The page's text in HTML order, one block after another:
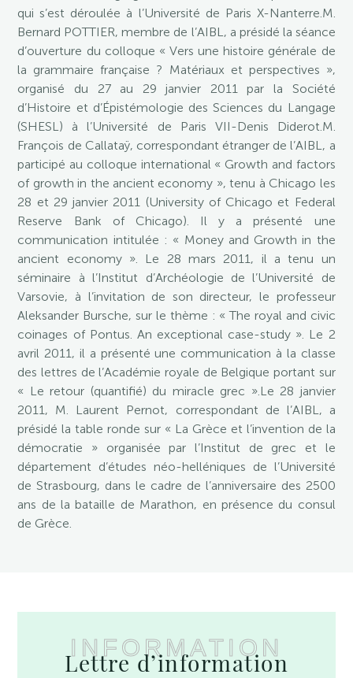
qui s’est déroulée à l’Université de Paris X-Nanterre.M.
Bernard POTTIER, membre de l’AIBL, a présidé la séance
d’ouverture du colloque « Vers une histoire générale de
la grammaire française ? Matériaux et perspectives »,
organisé du 27 au 29 janvier 2011 par la Société
d’Histoire et d’Épistémologie des Sciences du Langage
(SHESL) à l’Université de Paris VII-Denis Diderot.M.
François de Callataÿ, correspondant étranger de l’AIBL, a
participé au colloque international « Growth and factors
of growth in the ancient economy », tenu à Chicago les
28 et 29 janvier 2011 (University of Chicago et Federal
Reserve Bank of Chicago). Il y a présenté une
communication intitulée : « Money and Growth in the
ancient economy ». Le 28 mars 2011, il a tenu un
séminaire à l’Institut d’Archéologie de l’Université de
Varsovie, à l’invitation de son directeur, le professeur
Aleksander Bursche, sur le thème : « The royal and civic
coinages of Pontus. An exceptional case-study ». Le 2
avril 2011, il a présenté une communication à la classe
des lettres de l’Académie royale de Belgique portant sur
« Le retour (quantifié) du miracle grec ».Le 28 janvier
2011, M. Laurent Pernot, correspondant de l’AIBL, a
présidé la table ronde sur « La Grèce et l’invention de la
démocratie » organisée par l’Institut de grec et le
département d’études néo-helléniques de l’Université
de Strasbourg, dans le cadre de l’anniversaire des 2500
ans de la bataille de Marathon, en présence du consul
de Grèce.
INFORMATION
Lettre d’information